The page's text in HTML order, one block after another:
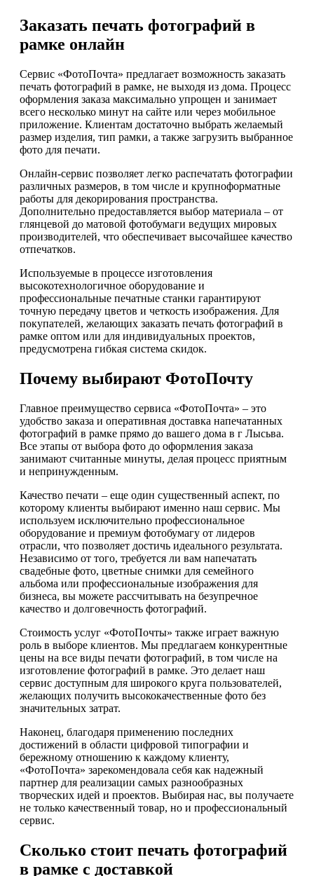
Заказать печать фотографий в
рамке онлайн
Сервис «ФотоПочта» предлагает возможность заказать
печать фотографий в рамке, не выходя из дома. Процесс
оформления заказа максимально упрощен и занимает
всего несколько минут на сайте или через мобильное
приложение. Клиентам достаточно выбрать желаемый
размер изделия, тип рамки, а также загрузить выбранное
фото для печати.
Онлайн-сервис позволяет легко распечатать фотографии
различных размеров, в том числе и крупноформатные
работы для декорирования пространства.
Дополнительно предоставляется выбор материала – от
глянцевой до матовой фотобумаги ведущих мировых
производителей, что обеспечивает высочайшее качество
отпечатков.
Используемые в процессе изготовления
высокотехнологичное оборудование и
профессиональные печатные станки гарантируют
точную передачу цветов и четкость изображения. Для
покупателей, желающих заказать печать фотографий в
рамке оптом или для индивидуальных проектов,
предусмотрена гибкая система скидок.
Почему выбирают ФотоПочту
Главное преимущество сервиса «ФотоПочта» – это
удобство заказа и оперативная доставка напечатанных
фотографий в рамке прямо до вашего дома в г Лысьва.
Все этапы от выбора фото до оформления заказа
занимают считанные минуты, делая процесс приятным
и непринужденным.
Качество печати – еще один существенный аспект, по
которому клиенты выбирают именно наш сервис. Мы
используем исключительно профессиональное
оборудование и премиум фотобумагу от лидеров
отрасли, что позволяет достичь идеального результата.
Независимо от того, требуется ли вам напечатать
свадебные фото, цветные снимки для семейного
альбома или профессиональные изображения для
бизнеса, вы можете рассчитывать на безупречное
качество и долговечность фотографий.
Стоимость услуг «ФотоПочты» также играет важную
роль в выборе клиентов. Мы предлагаем конкурентные
цены на все виды печати фотографий, в том числе на
изготовление фотографий в рамке. Это делает наш
сервис доступным для широкого круга пользователей,
желающих получить высококачественные фото без
значительных затрат.
Наконец, благодаря применению последних
достижений в области цифровой типографии и
бережному отношению к каждому клиенту,
«ФотоПочта» зарекомендовала себя как надежный
партнер для реализации самых разнообразных
творческих идей и проектов. Выбирая нас, вы получаете
не только качественный товар, но и профессиональный
сервис.
Сколько стоит печать фотографий
в рамке с доставкой